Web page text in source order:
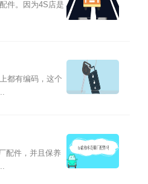
件。因为4S店是
都有编码，这个
配件，并且保养